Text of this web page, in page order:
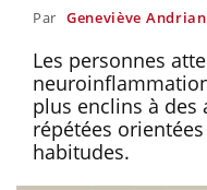
Par Geneviève
Les personnes
plus enclins à des
répétées
habitudes.